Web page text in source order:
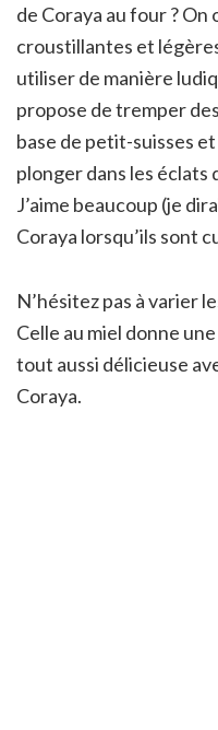
de Coraya au four ?
croustillantes et
utiliser de manière
propose de tremper
base de petit-suisses
plonger dans les éclats
J’aime beaucoup (je
Coraya lorsqu’ils sont
N’hésitez pas à varier
Celle au miel donne
tout aussi délicieuse
Coraya.